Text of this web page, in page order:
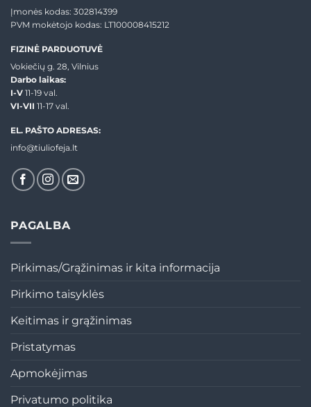
Įmonės kodas: 302814399
PVM mokėtojo kodas: LT100008415212
FIZINĖ PARDUOTUVĖ
Vokiečių g. 28, Vilnius
Darbo laikas:
I-V 11-19 val.
VI-VII 11-17 val.
EL. PAŠTO ADRESAS:
info@tiuliofeja.lt
PAGALBA
Pirkimas/Grąžinimas ir kita informacija
Pirkimo taisyklės
Keitimas ir grąžinimas
Pristatymas
Apmokėjimas
Privatumo politika